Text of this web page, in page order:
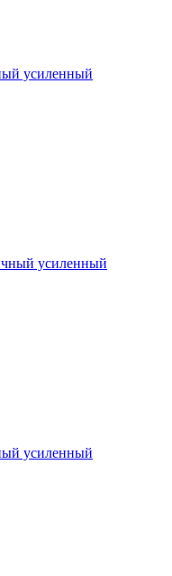
усиленный
усиленный
усиленный